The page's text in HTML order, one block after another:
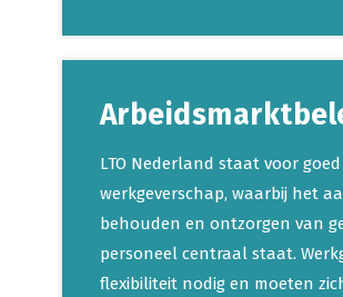
LTO Nederland staat voor goed
werkgeverschap, waarbij het
behouden en ontzorgen van
personeel centraal staat.
flexibiliteit nodig en moeten